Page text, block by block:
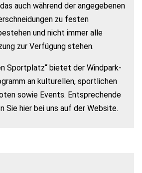
auch während der angegebenen
zu festen
und nicht immer alle
zur Verfügung stehen.
Sportplatz“ bietet der Windpark-
an kulturellen, sportlichen
sowie Events. Entsprechende
Sie hier bei uns auf der Website.